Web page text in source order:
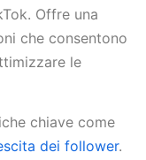
Offre una
che consentono
le
chiave come
dei follower.